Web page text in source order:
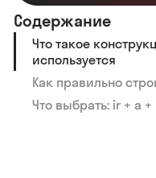
Содержание
Что такое
используется
Как правильно
Что выбрать: ir + a